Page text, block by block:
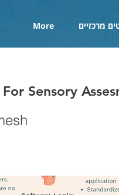
מרכזיים More
Sensory